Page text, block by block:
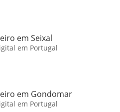
em Seixal
em Portugal
em Gondomar
em Portugal